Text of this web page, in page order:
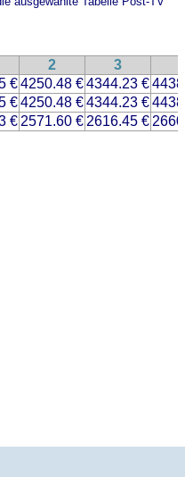
2 3
€4250.48 €4344.23 €
€4250.48 €4344.23 €
€ 2571.60 € 2616.45 €